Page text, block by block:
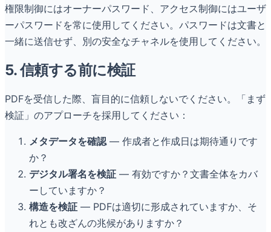
権限制御にはオーナーパスワード、アクセス制御にはユーザ
ーパスワードを常に使用してください。パスワードは文書と
一緒に送信せず、別の安全なチャネルを使用してください。
5. 信頼する前に検証
PDFを受信した際、盲目的に信頼しないでください。「まず
検証」のアプローチを採用してください：
メタデータを確認 — 作成者と作成日は期待通りです
か？
デジタル署名を検証 — 有効ですか？文書全体をカバ
ーしていますか？
構造を検証 — PDFは適切に形成されていますか、そ
れとも改ざんの兆候がありますか？